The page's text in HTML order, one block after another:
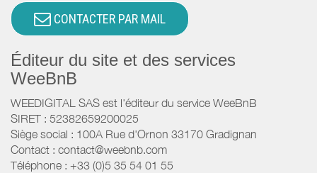
CONTACTER PAR MAIL
Éditeur du site et des services
WeeBnB
WEEDIGITAL SAS est l'éditeur du service WeeBnB
SIRET : 52382659200025
Siège social : 100A Rue d'Ornon 33170 Gradignan
Contact : contact@weebnb.com
Téléphone : +33 (0)5 35 54 01 55